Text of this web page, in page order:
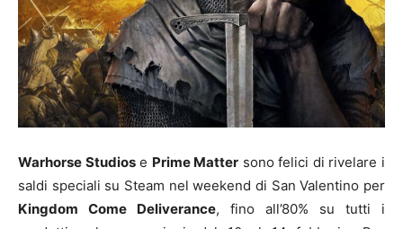
Warhorse Studiose Prime Matter sono felici di rivelare i
saldi speciali su Steam nel weekend di San Valentino per
Kingdom Come Deliverance, fino all’80% su tutti i